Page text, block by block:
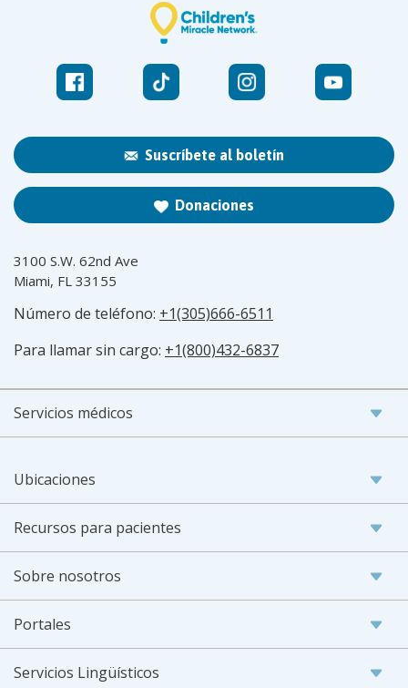
Suscríbete al boletín
Donaciones
3100 S.W. 62nd Ave
Miami, FL 33155
Número de teléfono: +1(305)666-6511
Para llamar sin cargo: +1(800)432-6837
Servicios médicos
Ubicaciones
Recursos para pacientes
Sobre nosotros
Portales
Servicios Lingüísticos